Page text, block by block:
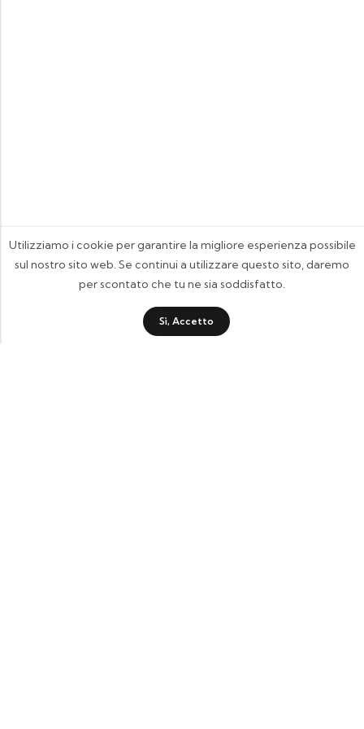
Utilizziamo i cookie per garantire la migliore esperienza possibile
sul nostro sito web. Se continui a utilizzare questo sito, daremo
per scontato che tu ne sia soddisfatto.
Sì, Accetto